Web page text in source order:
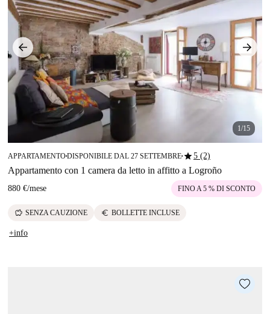
1/15
APPARTAMENTO■DISPONIBILE DAL 27 SETTEMBRE■star5 (2)
Appartamento con 1 camera da letto in affitto a Logroño
880 €/mese FINO A 5 % DI SCONTO
savings SENZA CAUZIONE euro BOLLETTE INCLUSE
+info